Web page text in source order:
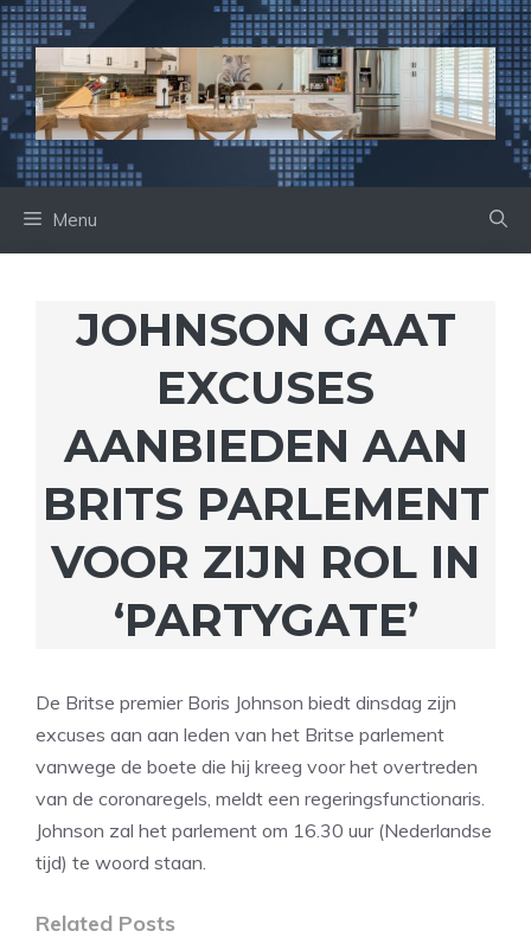
Ga
naar
de
inhoud
Menu
JOHNSON GAAT
EXCUSES
AANBIEDEN AAN
BRITS PARLEMENT
VOOR ZIJN ROL IN
‘PARTYGATE’
De Britse premier Boris Johnson biedt dinsdag zijn
excuses aan aan leden van het Britse parlement
vanwege de boete die hij kreeg voor het overtreden
van de coronaregels, meldt een regeringsfunctionaris.
Johnson zal het parlement om 16.30 uur (Nederlandse
tijd) te woord staan.
Related Posts